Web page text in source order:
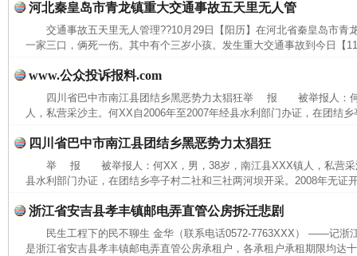
河北秦皇岛市青龙镇重大交通事故五天里无人管
交通事故五天里无人管理??10月29日【阳历】在河北省秦皇岛市青
一家三口，俩死一伤。其中有个三岁小孩。发生重大交通事故到今日【
www.公众投诉报料.com
四川省巴中市南江县团结乡黑恶势力太猖狂举 报 被举报人：
人，私营采沙主。何XX自2006年至2007年经县水利部门办证，在团结
四川省巴中市南江县团结乡黑恶势力太猖狂
举 报 被举报人：何XX，男，38岁，南江县XXX镇人，私营采
县水利部门办证，在团结乡亭子村二社和三社两河坝开采。2008年无证
浙江省安吉县孝丰镇邮电弄直管公房拆迁悲剧
民生工程下的民不聊生 金华（联系电话0572-7763XXX） ——记浙
是浙江省安吉县孝丰镇邮电弄直管公房承租户，各承租户承租期限均达